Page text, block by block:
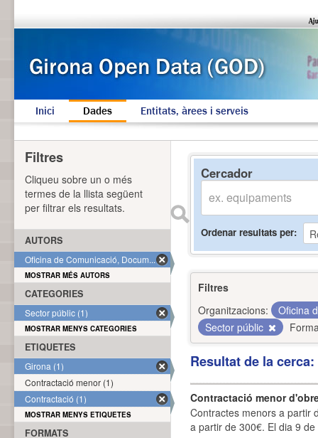
Inici Dades Entitats, àrees i serveis
Cercador
Ordenar resultats per
Filtres
Organitzacions:
Oficina
Sector públic
Resultat de la
Contractació menor
Contractes menors a partir
a partir de 300€. El dia 9
Filtres
Cliqueu sobre un o més
termes de la llista següent
per filtrar els resultats.
AUTORS
Oficina de Comunicació, Docum... (1)
MOSTRAR MÉS AUTORS
CATEGORIES
Sector públic (1)
MOSTRAR MENYS CATEGORIES
ETIQUETES
Girona (1)
Contractació menor (1)
Contractació (1)
MOSTRAR MENYS ETIQUETES
FORMATS